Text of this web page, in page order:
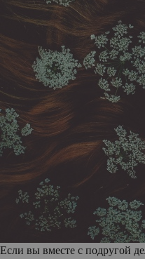
Если вы вместе с подругой